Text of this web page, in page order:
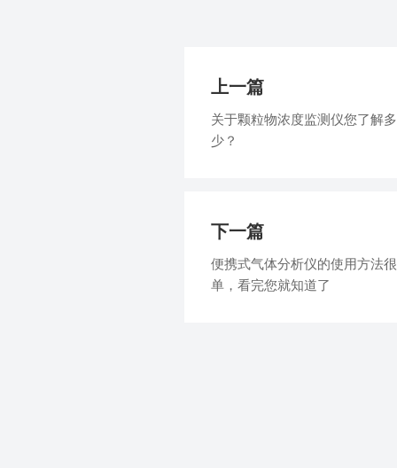
上一篇
关于颗粒物浓度监测仪您了解多
少？
下一篇
便携式气体分析仪的使用方法
单，看完您就知道了